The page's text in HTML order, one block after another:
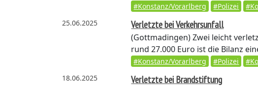
#Konstanz/Vorarlberg #Polizei
25.06.2025
Verletzte bei Verkehrsunfall
(Gottmadingen)Zwei leicht
rund 27.000 Euro ist die Bilanz
#Konstanz/Vorarlberg #Polizei
18.06.2025
Verletzte bei Brandstiftung